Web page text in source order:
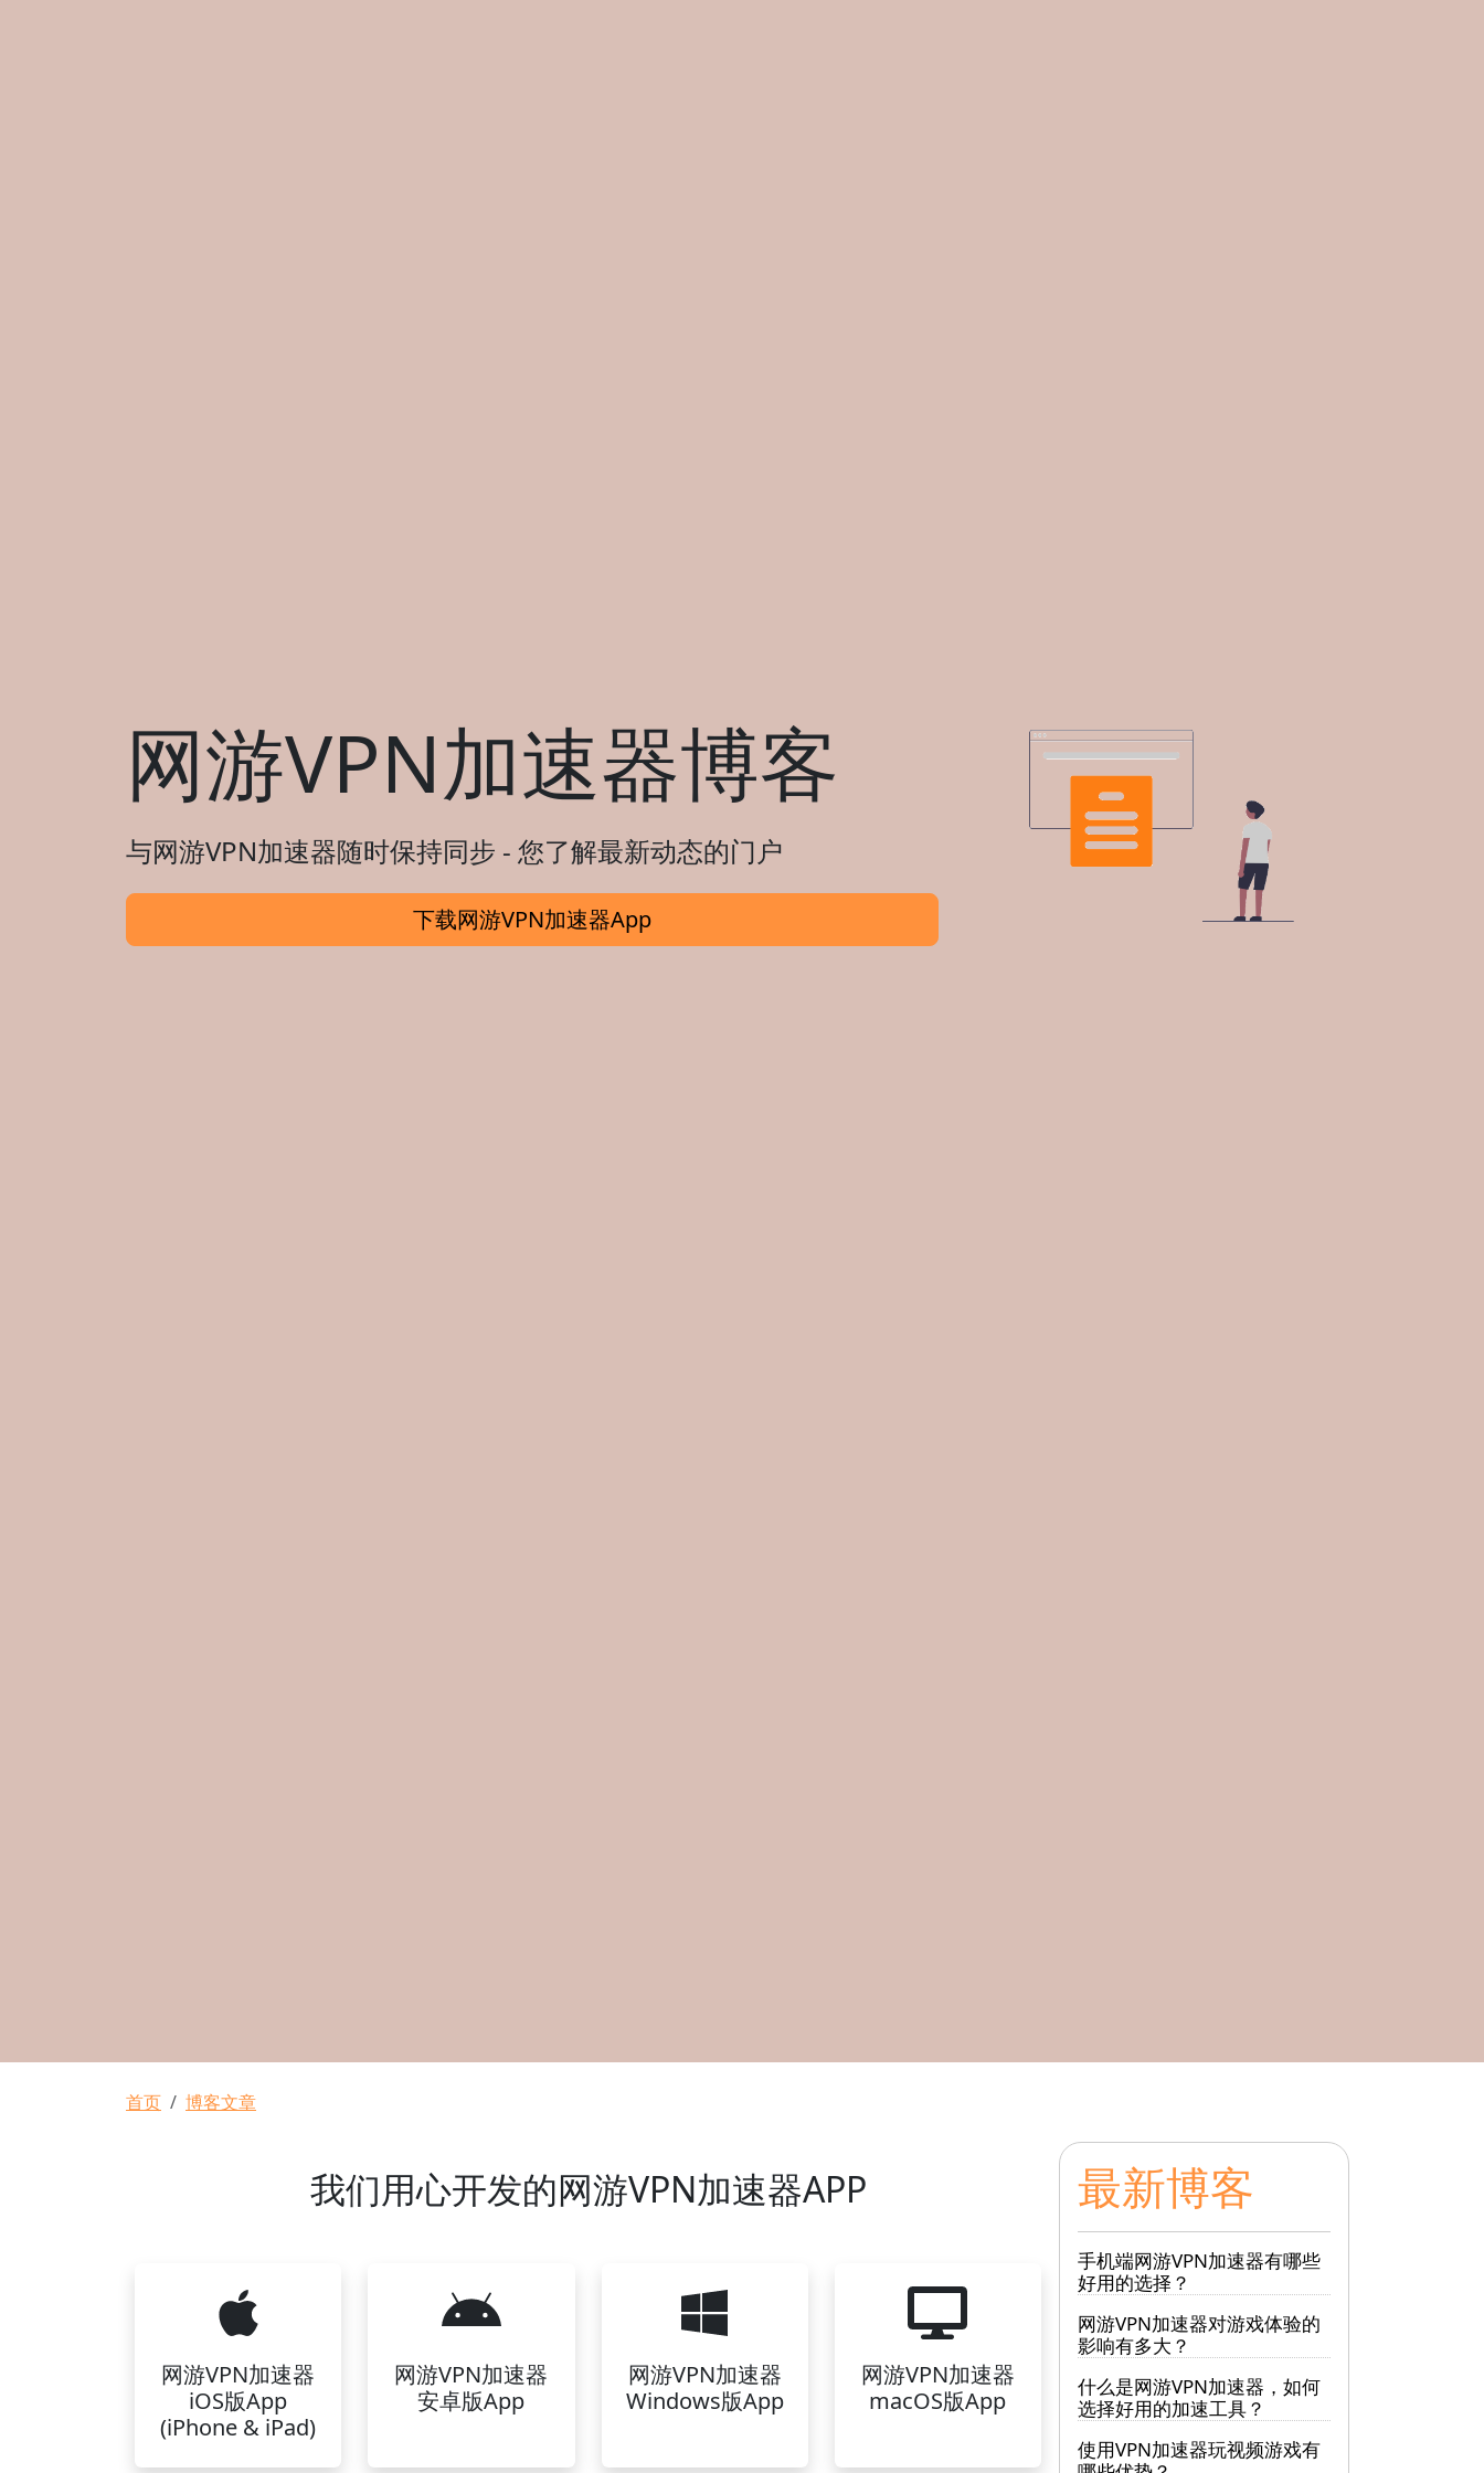
网游VPN加速器博客
与网游VPN加速器随时保持同步 - 您了解最新动态的门户
下载网游VPN加速器App
面包屑
首页 博客文章
我们用心开发的网游VPN加速器APP
网游VPN加速器
iOS版App
(iPhone & iPad)
网游VPN加速器
安卓版App
网游VPN加速器
Windows版App
网游VPN加速器
macOS版App
最新博客
手机端网游VPN加速器有哪些
好用的选择？
网游VPN加速器对游戏体验的
影响有多大？
什么是网游VPN加速器，如何
选择好用的加速工具？
使用VPN加速器玩视频游戏有